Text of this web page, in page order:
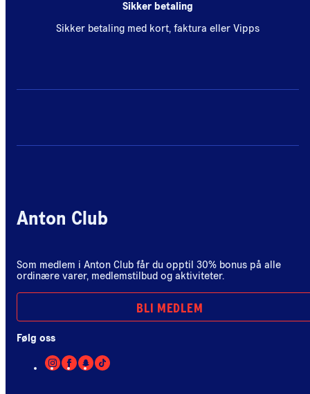
Sikker betaling
Sikker betaling med kort, faktura eller Vipps
Anton Club
Som medlem i Anton Club får du opptil 30% bonus på alle
ordinære varer, medlemstilbud og aktiviteter.
BLI MEDLEM
Følg oss